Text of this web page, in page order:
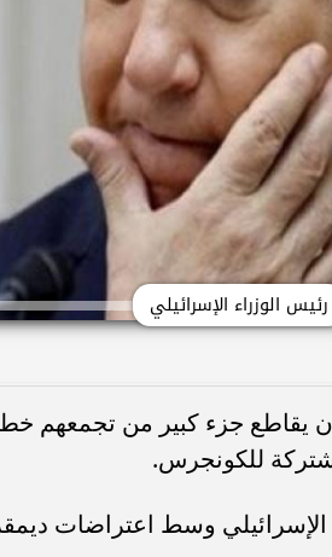
رئيس الوزراء الإسرائيلي
يقاطع جزء كبير من تجمعهم
للكونجرس.
الإسرائيلي وسط اعتراضات